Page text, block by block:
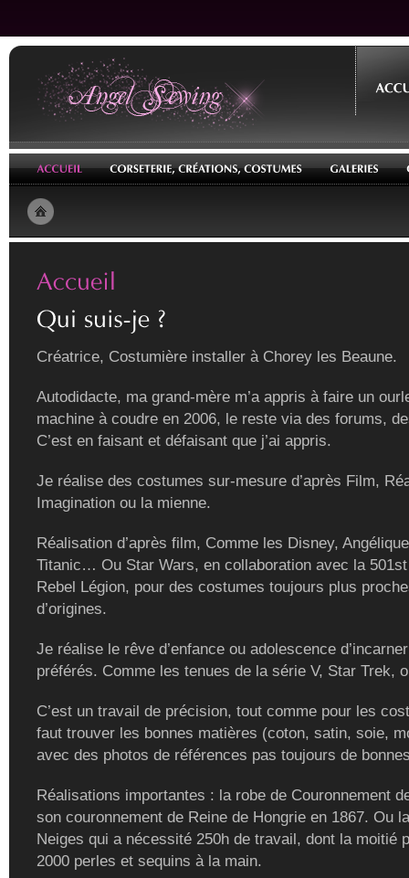
Créatrice, Costumière installer à Chorey les Beaune.
Autodidacte, ma grand-mère m’a appris à faire un
machine à coudre en 2006, le reste via des forums,
C’est en faisant et défaisant que j’ai appris.
Je réalise des costumes sur-mesure d’après Film,
Imagination ou la mienne.
Réalisation d’après film, Comme les Disney,
Titanic… Ou Star Wars, en collaboration avec la
Rebel Légion, pour des costumes toujours plus
d’origines.
Je réalise le rêve d’enfance ou adolescence
préférés. Comme les tenues de la série V, Star Trek,
C’est un travail de précision, tout comme pour les
faut trouver les bonnes matières (coton, satin, soie,
avec des photos de références pas toujours de
Réalisations importantes : la robe de Couronnement
son couronnement de Reine de Hongrie en 1867. Ou
Neiges qui a nécessité 250h de travail, dont la moitié
2000 perles et sequins à la main.